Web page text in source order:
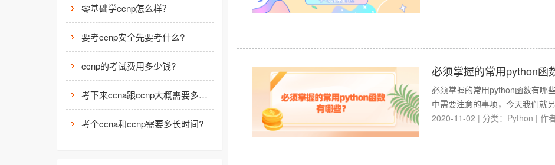
零基础学ccnp怎么样？
要考ccnp安全先要考什么?
ccnp的考试费用多少钱?
考下来ccna跟ccnp大概需要多少钱？
考个ccna和ccnp需要多长时间?
必须掌握的常用python函
必须掌握的常用python函数有哪
中需要注意的事项，今天我们就
2020-11-02 | 分类： Python | 作